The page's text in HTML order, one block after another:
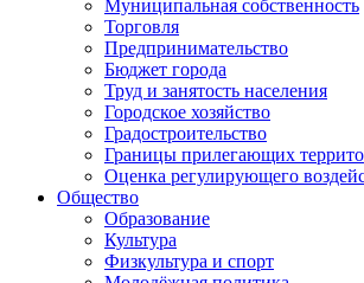
Муниципальная собственность
Торговля
Предпринимательство
Бюджет города
Труд и занятость населения
Городское хозяйство
Градостроительство
Границы прилегающих
Оценка регулирующего
Общество
Образование
Культура
Физкультура и спорт